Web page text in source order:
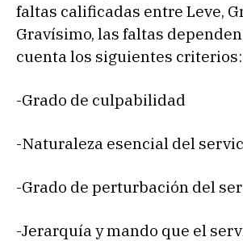
faltas calificadas entre Leve,
Gravísimo, las faltas
cuenta los siguientes criterios:
-Grado de culpabilidad
-Naturaleza esencial del
-Grado de perturbación del
-Jerarquía y mando que el